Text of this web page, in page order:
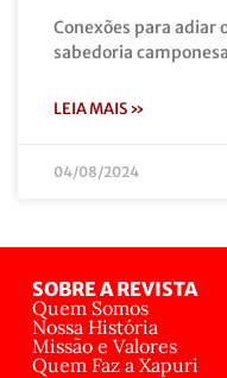
Conexões para adiar
sabedoria
LEIA MAIS »
04/08/2024
SOBRE A REVISTA
Quem Somos
Nossa História
Missão e Valores
Quem Faz a Xapuri